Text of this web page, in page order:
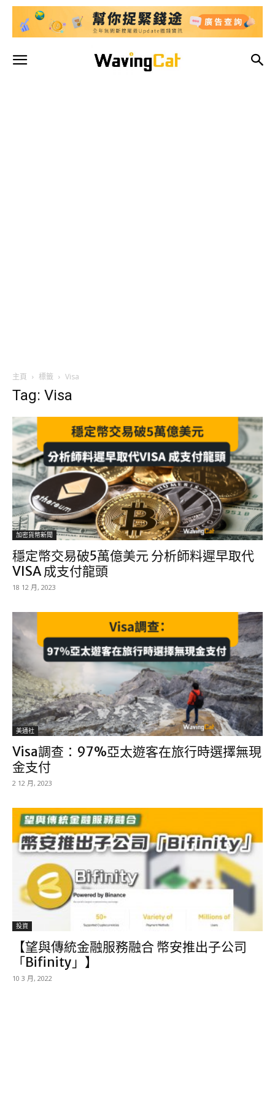
主頁 標籤 Visa
Tag: Visa
加密貨幣新聞
穩定幣交易破5萬億美元 分析師料遲早取代
VISA 成支付龍頭
18 12 月, 2023
美通社
Visa調查：97%亞太遊客在旅行時選擇無現
金支付
2 12 月, 2023
投資
【望與傳統金融服務融合 幣安推出子公司
「Bifinity」】
10 3 月, 2022